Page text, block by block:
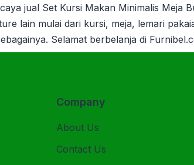
jual Set Kursi Makan Minimalis Meja
lain mulai dari kursi, meja, lemari
Selamat berbelanja di
Company
About Us
Contact Us